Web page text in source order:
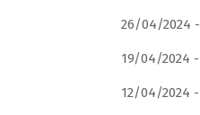
26/04/2024 -
19/04/2024 -
12/04/2024 -